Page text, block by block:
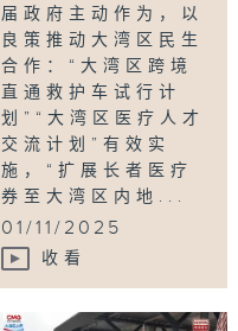
届政府主动作为，以
良策推动大湾区民生
合作：“大湾区跨境
直通救护车试行计
划”“大湾区医疗人才
交流计划”有效实
施，“扩展长者医疗
券至大湾区内地...
01/11/2025
收看